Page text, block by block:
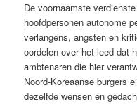
De voornaamste
hoofdpersonen autonome
verlangens, angsten en
oordelen over het leed dat
ambtenaren die hier
Noord-Koreaanse burgers
dezelfde wensen en